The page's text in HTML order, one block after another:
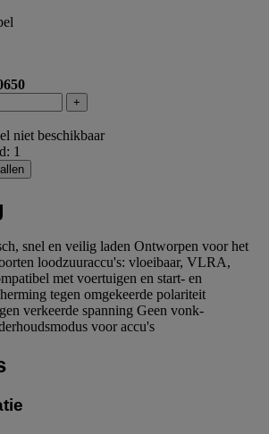
+
niet beschikbaar
1
snel en veilig laden Ontworpen voor het
loodzuuraccu's: vloeibaar, VLRA,
met voertuigen en start- en
tegen omgekeerde polariteit
verkeerde spanning Geen vonk-
voor accu's